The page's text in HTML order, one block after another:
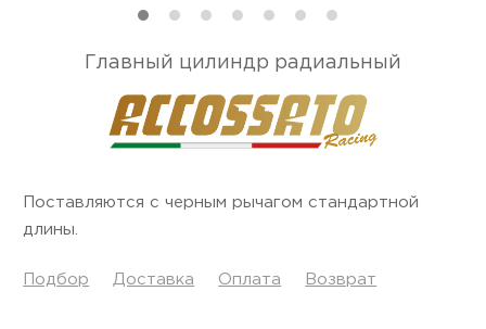
Главный цилиндр радиальный
Поставляются с черным рычагом стандартной
длины.
Подбор Доставка Оплата Возврат